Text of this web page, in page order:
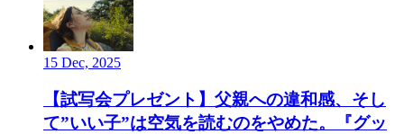
15 Dec, 2025
【試写会プレゼント】父親への違和感、そし
て”いい子”は空気を読むのをやめた。『グッ